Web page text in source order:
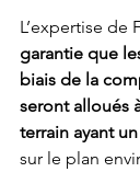
L’expertise de
garantie que
biais de la
seront alloués
terrain ayant
sur le plan